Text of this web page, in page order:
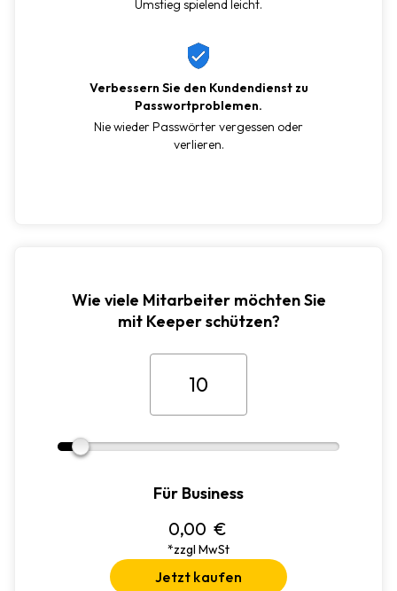
Umstieg spielend leicht.
Verbessern Sie den Kundendienst zu
Passwortproblemen.
Nie wieder Passwörter vergessen oder
verlieren.
Wie viele Mitarbeiter möchten Sie
mit Keeper schützen?
Für Business
0,00 €
*zzgl MwSt
Jetzt kaufen